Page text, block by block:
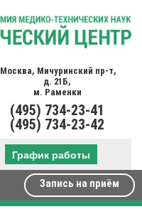
Москва, Мичуринский пр-т,
д. 21Б,
м. Раменки
(495) 734-23-41
(495) 734-23-42
График работы
Запись на приём